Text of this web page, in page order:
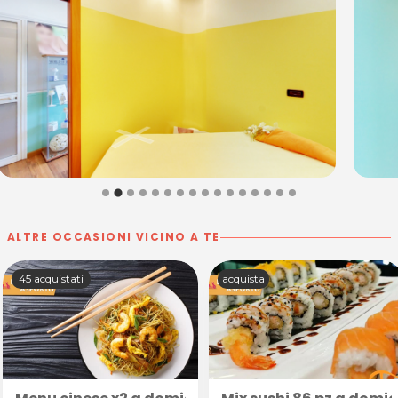
acquisto scrivi aposta@espevia.it
ALTRE OCCASIONI VICINO A TE
45 acquistati acquista